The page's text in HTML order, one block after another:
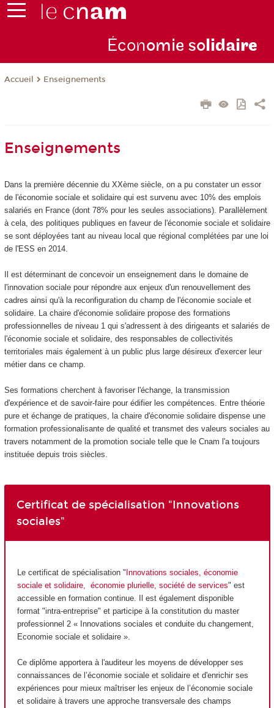
Économie solidaire
Accueil Enseignements
Enseignements
Dans la première décennie du XXème siècle, on a pu constater un essor
de l'économie sociale et solidaire qui est survenu avec 10% des emplois
salariés en France (dont 78% pour les seules associations). Parallèlement
à cela, des politiques publiques en faveur de l'économie sociale et solidaire
se sont déployées tant au niveau local que régional complétées par une loi
de l'ESS en 2014.
Il est déterminant de concevoir un enseignement dans le domaine de
l'innovation sociale pour répondre aux enjeux d'un renouvellement des
cadres ainsi qu'à la reconfiguration du champ de l'économie sociale et
solidaire. La chaire d'économie solidaire propose des formations
professionnelles de niveau 1 qui s'adressent à des dirigeants et salariés de
l'économie sociale et solidaire, des responsables de collectivités
territoriales mais également à un public plus large désireux d'exercer leur
métier dans ce champ.
Ses formations cherchent à favoriser l'échange, la transmission
d'expérience et de savoir-faire pour édifier les compétences. Entre théorie
pure et échange de pratiques, la chaire d'économie solidaire dispense une
formation professionalisante de qualité et transmet des valeurs sociales au
travers notamment de la promotion sociale telle que le Cnam l'a toujours
instituée depuis trois siècles.
Certificat de spécialisation "Innovations
sociales"
Le certificat de spécialisation " Innovations sociales, économie
sociale et solidaire, économie plurielle, société de services" est
accessible en formation continue. Il est également disponible
format "intra-entreprise" et participe à la constitution du master
professionnel 2 « Innovations sociales et conduite du changement,
Economie sociale et solidaire ».
Ce diplôme apportera à l'auditeur les moyens de développer ses
connaissances de l’économie sociale et solidaire et d'enrichir ses
expériences pour mieux maîtriser les enjeux de l’économie sociale
et solidaire à travers une approche transversale des champs